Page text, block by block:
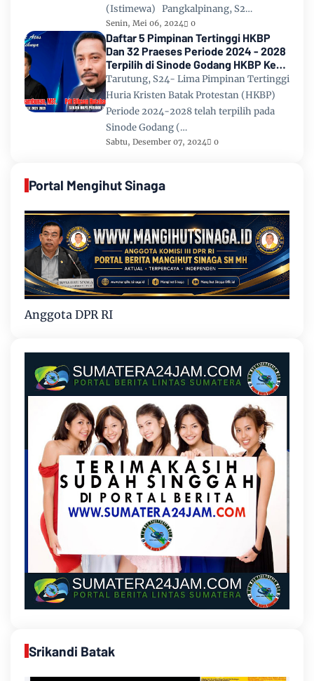
(Istimewa) Pangkalpinang, S2…
Senin, Mei 06, 2024 0
Daftar 5 Pimpinan Tertinggi HKBP
Dan 32 Praeses Periode 2024 - 2028
Terpilih di Sinode Godang HKBP Ke
67 Tahun 2024
Tarutung, S24- Lima Pimpinan Tertinggi
Huria Kristen Batak Protestan (HKBP)
Periode 2024-2028 telah terpilih pada
Sinode Godang (…
Sabtu, Desember 07, 2024 0
Portal Mengihut Sinaga
Anggota DPR RI
Srikandi Batak